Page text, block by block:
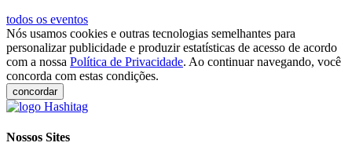
todos os eventos
Nós usamos cookies e outras tecnologias semelhantes para
personalizar publicidade e produzir estatísticas de acesso de acordo
com a nossa Política de Privacidade. Ao continuar navegando, você
concorda com estas condições.
concordar
Nossos Sites